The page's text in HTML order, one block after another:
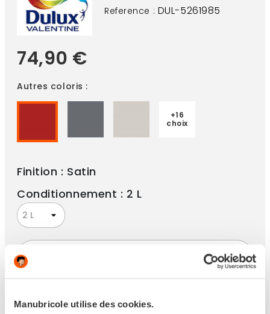
Manubricole utilise des cookies.
Reference : DUL-5261985
74,90 €
Autres coloris :
+16
choix
Finition : Satin
Conditionnement : 2 L
- +